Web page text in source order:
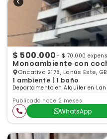
$ 500.000 + $ 70.000
Monoambiente con
Oncativo 2178, Lanús Este,
1 ambiente | 1 baño
Departamento en Alquiler en
Publicado hace 2 meses
WhatsApp